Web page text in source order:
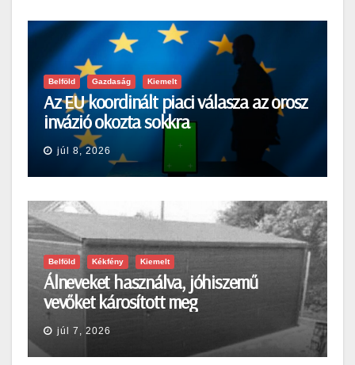
Belföld Gazdaság Kiemelt
Az EU koordinált piaci válasza az orosz
invázió okozta sokkra
júl 8, 2026
Belföld Kékfény Kiemelt
Álneveket használva, jóhiszemű
vevőket károsított meg
júl 7, 2026